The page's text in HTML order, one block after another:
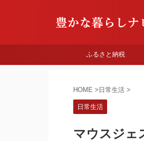
ふるさと納税
HOME > 日常生活 >
日常生活
マウスジェ